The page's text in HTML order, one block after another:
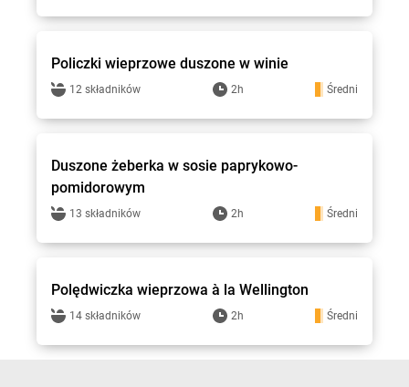
Stokrotka - przepisy
Policzki wieprzowe duszone w winie
12 składników 2h Średni
Stokrotka - przepisy
Duszone żeberka w sosie paprykowo-
pomidorowym
13 składników 2h Średni
Stokrotka - przepisy
Polędwiczka wieprzowa à la Wellington
14 składników 2h Średni